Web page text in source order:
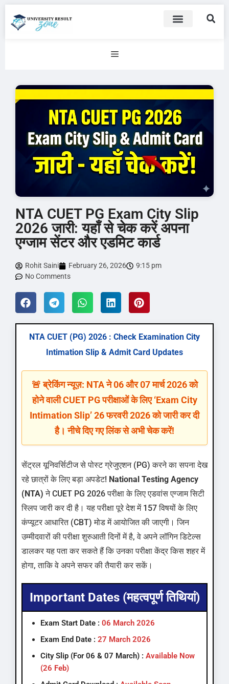
NTA CUET PG Exam City Slip
2026 जारी: यहाँ से चेक करें अपना
एग्जाम सेंटर और एडमिट कार्ड
Rohit Saini February 26, 2026
9:15 pm
No Comments
NTA CUET (PG) 2026 : Check Examination City
Intimation Slip & Admit Card Updates
🚨 ब्रेकिंग न्यूज़: NTA ने 06 और 07 मार्च 2026 को
होने वाली CUET PG परीक्षाओं के लिए ‘Exam City
Intimation Slip’ 26 फरवरी 2026 को जारी कर दी
है। नीचे दिए गए लिंक से अभी चेक करें!
सेंट्रल यूनिवर्सिटीज से पोस्ट ग्रेजुएशन (PG) करने का सपना देख
रहे छात्रों के लिए बड़ा अपडेट! National Testing Agency
(NTA) ने CUET PG 2026 परीक्षा के लिए एडवांस एग्जाम सिटी
स्लिप जारी कर दी है। यह परीक्षा पूरे देश में 157 विषयों के लिए
कंप्यूटर आधारित (CBT) मोड में आयोजित की जाएगी। जिन
उम्मीदवारों की परीक्षा शुरुआती दिनों में है, वे अपने लॉगिन डिटेल्स
डालकर यह पता कर सकते हैं कि उनका परीक्षा केंद्र किस शहर में
होगा, ताकि वे अपने सफर की तैयारी कर सकें।
Important Dates (महत्वपूर्ण तिथियां)
Exam Start Date : 06 March 2026
Exam End Date : 27 March 2026
City Slip (For 06 & 07 March) : Available Now
(26 Feb)